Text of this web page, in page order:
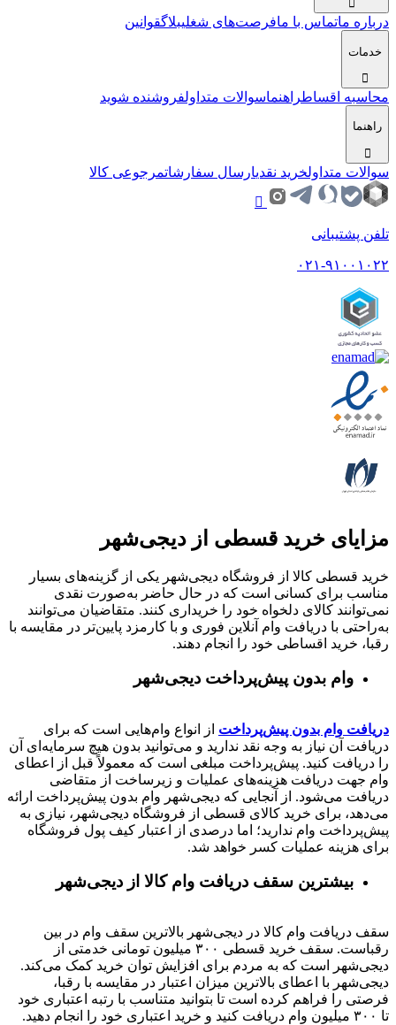
درباره ماتماس با مافرصت‌های شغلیبلاگقوانین
خدمات
محاسبه اقساطراهنماسوالات متداولفروشنده شوید
راهنما
سوالات متداولخرید نقدیارسال سفارشاتمرجوعی کالا
تلفن پشتیبانی
۰۲۱-۹۱۰۰۱۰۲۲
مزایای خرید قسطی از دیجی‌شهر
خرید قسطی کالا از فروشگاه دیجی‌شهر یکی از گزینه‌های بسیار
مناسب برای کسانی است که در حال حاضر به‌صورت نقدی
نمی‌توانند کالای دلخواه خود را خریداری کنند. متقاضیان می‌توانند
به‌راحتی با دریافت وام آنلاین فوری و با کارمزد پایین‌تر در مقایسه با
رقبا، خرید اقساطی خود را انجام دهند.
وام بدون پیش‌پرداخت‌ دیجی‌شهر
دریافت وام بدون پیش‌پرداخت از انواع وام‌هایی است که برای
دریافت آن نیاز به وجه نقد ندارید و می‌توانید بدون هیچ سرمایه‌ای آن
را دریافت کنید. پیش‌پرداخت مبلغی است که معمولاً قبل از اعطای
وام جهت دریافت هزینه‌های عملیات و زیرساخت از متقاضی
دریافت می‌شود. از آنجایی که دیجی‌شهر وام بدون پیش‌پرداخت ارائه
می‌دهد، برای خرید کالای قسطی از فروشگاه دیجی‌شهر، نیازی به
پیش‌پرداخت وام ندارید؛ اما درصدی از اعتبار کیف پول فروشگاه
برای هزینه عملیات کسر خواهد شد.
بیشترین سقف دریافت وام کالا از دیجی‌شهر
سقف دریافت وام کالا در دیجی‌شهر بالاترین سقف وام در بین
رقباست. سقف خرید قسطی ۳۰۰ میلیون تومانی خدمتی از
دیجی‌شهر است که به مردم برای افزایش توان خرید کمک می‌کند.
دیجی‌شهر با اعطای بالاترین میزان اعتبار در مقایسه با رقبا،
فرصتی را فراهم کرده است تا بتوانید متناسب با رتبه اعتباری خود
تا ۳۰۰ میلیون وام دریافت کنید و خرید اعتباری خود را انجام دهید.